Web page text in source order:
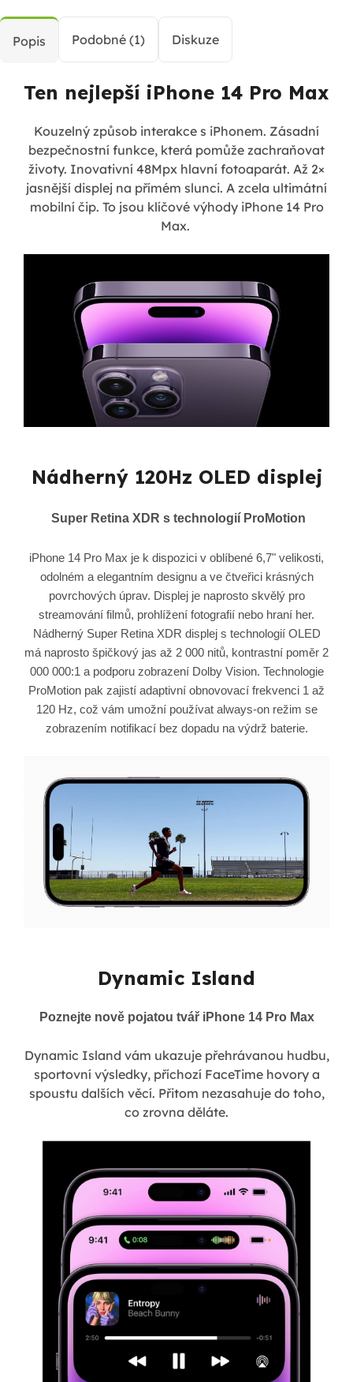
Popis Podobné (1) Diskuze
Ten nejlepší iPhone 14 Pro Max
Kouzelný způsob interakce s iPhonem. Zásadní
bezpečnostní funkce, která pomůže zachraňovat
životy. Inovativní 48Mpx hlavní fotoaparát. Až 2×
jasnější displej na přímém slunci. A zcela ultimátní
mobilní čip. To jsou klíčové výhody iPhone 14 Pro
Max.
Nádherný 120Hz OLED displej
Super Retina XDR s technologií ProMotion
iPhone 14 Pro Max je k dispozici v oblíbené 6,7" velikosti,
odolném a elegantním designu a ve čtveřici krásných
povrchových úprav. Displej je naprosto skvělý pro
streamování filmů, prohlížení fotografií nebo hraní her.
Nádherný Super Retina XDR displej s technologií OLED
má naprosto špičkový jas až 2 000 nitů, kontrastní poměr 2
000 000:1 a podporu zobrazení Dolby Vision. Technologie
ProMotion pak zajistí adaptivní obnovovací frekvenci 1 až
120 Hz, což vám umožní používat always-on režim se
zobrazením notifikací bez dopadu na výdrž baterie.
Dynamic Island
Poznejte nově pojatou tvář iPhone 14 Pro Max
Dynamic Island vám ukazuje přehrávanou hudbu,
sportovní výsledky, příchozí FaceTime hovory a
spoustu dalších věcí. Přitom nezasahuje do toho,
co zrovna děláte.